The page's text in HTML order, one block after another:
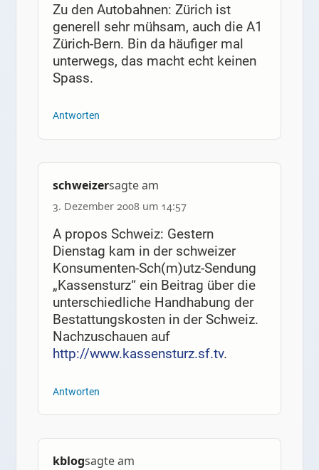
Zu den Autobahnen: Zürich ist
generell sehr mühsam, auch die A1
Zürich-Bern. Bin da häufiger mal
unterwegs, das macht echt keinen
Spass.
Antworten
schweizersagte am
3. Dezember 2008 um 14:57
A propos Schweiz: Gestern
Dienstag kam in der schweizer
Konsumenten-Sch(m)utz-Sendung
„Kassensturz“ ein Beitrag über die
unterschiedliche Handhabung der
Bestattungskosten in der Schweiz.
Nachzuschauen auf
http://www.kassensturz.sf.tv.
Antworten
kblogsagte am